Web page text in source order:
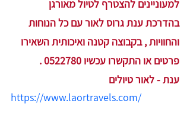
למעוניינים להצטרף לטיול מאורגן
בהדרכת ענת גרוס לאור עם כל הנוחות
והחוויות , בקבוצה קטנה ואיכותית השאירו
פרטים או התקשרו עכשיו 0522780 .
ענת - לאור טיולים
https://www.laortravels.com/